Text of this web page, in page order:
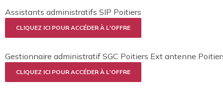
Assistants administratifs SIP Poitiers
CLIQUEZ ICI POUR ACCÉDER À L'OFFRE
Gestionnaire administratif SGC Poitiers Ext antenne
CLIQUEZ ICI POUR ACCÉDER À L'OFFRE